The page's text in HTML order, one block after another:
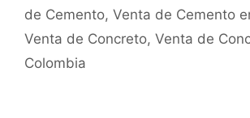
de Cemento, Venta de Cemento
Venta de Concreto, Venta de
Colombia